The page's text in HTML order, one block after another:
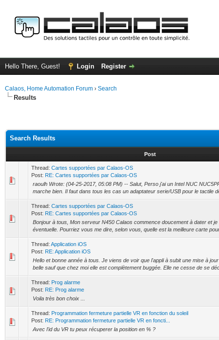
Hello There, Guest! Login Register
Calaos, Home Automation Forum › Search
Results
Search Results
Post
Thread: Cartes supportées par Calaos-OS
Post: RE: Cartes supportées par Calaos-OS
raoulh Wrote: (04-25-2017, 05:08 PM) -- Salut, Perso j'ai un Intel NUC
marche bien. Il faut dans tous les cas un adaptateur serie/USB pour le tactile
Thread: Cartes supportées par Calaos-OS
Post: RE: Cartes supportées par Calaos-OS
Bonjour à tous, Mon serveur N450 Calaos commence doucement à dater et
éventuelle. Pourriez vous me dire, selon vous, quelle est la meilleure carte
Thread: Application iOS
Post: RE: Application iOS
Hello et bonne année à tous. Je viens de voir que l'appli à subit une mise à
belle sauf que chez moi elle est complètement buggée. Elle ne cesse de se
Thread: Prog alarme
Post: RE: Prog alarme
Voila très bon choix ...
Thread: Programmation fermeture partielle VR en fonction du soleil
Post: RE: Programmation fermeture partielle VR en foncti...
Avec l'id du VR tu peux récuperer la position en % ?